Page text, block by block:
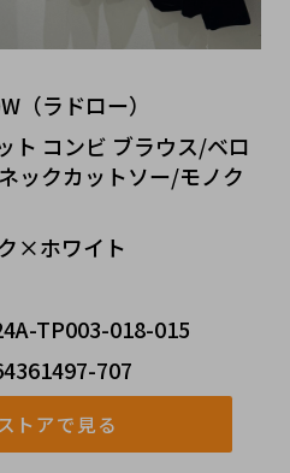
ラドロー）
コンビ ブラウス/ベロ
ックカットソー/モノク
×ホワイト
TP003-018-015
707
トアで見る